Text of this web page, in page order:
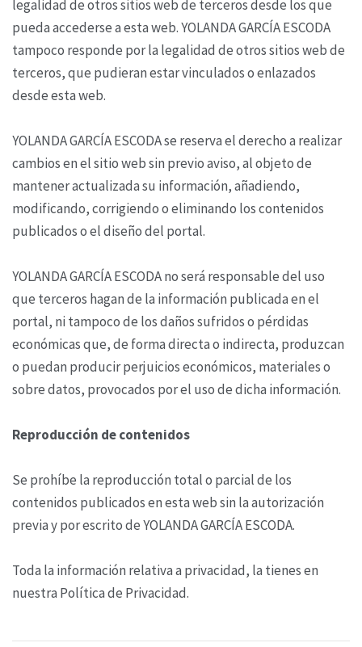
legalidad de otros sitios web de terceros desde los que
pueda accederse a esta web. YOLANDA GARCÍA ESCODA
tampoco responde por la legalidad de otros sitios web de
terceros, que pudieran estar vinculados o enlazados
desde esta web.
YOLANDA GARCÍA ESCODA se reserva el derecho a realizar
cambios en el sitio web sin previo aviso, al objeto de
mantener actualizada su información, añadiendo,
modificando, corrigiendo o eliminando los contenidos
publicados o el diseño del portal.
YOLANDA GARCÍA ESCODA no será responsable del uso
que terceros hagan de la información publicada en el
portal, ni tampoco de los daños sufridos o pérdidas
económicas que, de forma directa o indirecta, produzcan
o puedan producir perjuicios económicos, materiales o
sobre datos, provocados por el uso de dicha información.
Reproducción de contenidos
Se prohíbe la reproducción total o parcial de los
contenidos publicados en esta web sin la autorización
previa y por escrito de YOLANDA GARCÍA ESCODA.
Toda la información relativa a privacidad, la tienes en
nuestra Política de Privacidad.